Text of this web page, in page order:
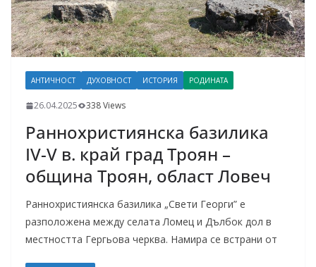
АНТИЧНОСТ ДУХОВНОСТ ИСТОРИЯ РОДИНАТА
26.04.2025 338 Views
Раннохристиянска базилика
IV-V в. край град Троян –
община Троян, област Ловеч
Раннохристиянска базилика „Свети Георги” е
разположена между селата Ломец и Дълбок дол в
местността Гергьова черква. Намира се встрани от